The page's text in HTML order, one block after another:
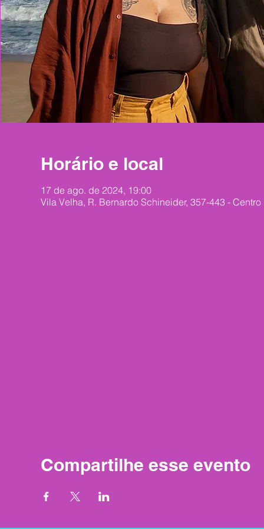
Horário e local
17 de ago. de 2024, 19:00
Vila Velha, R. Bernardo Schineider, 357-443 -
Compartilhe esse evento